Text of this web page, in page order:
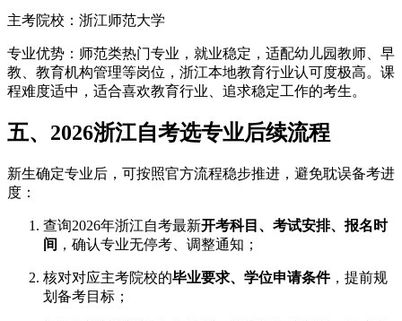
主考院校：浙江师范大学
专业优势：师范类热门专业，就业稳定，适配幼儿园教师、早
教、教育机构管理等岗位，浙江本地教育行业认可度极高。课
程难度适中，适合喜欢教育行业、追求稳定工作的考生。
五、2026浙江自考选专业后续流程
新生确定专业后，可按照官方流程稳步推进，避免耽误备考进
度：
查询2026年浙江自考最新开考科目、考试安排、报名时
间 ，确认专业无停考、调整通知；
核对对应主考院校的毕业要求、学位申请条件，提前规
划备考目标；